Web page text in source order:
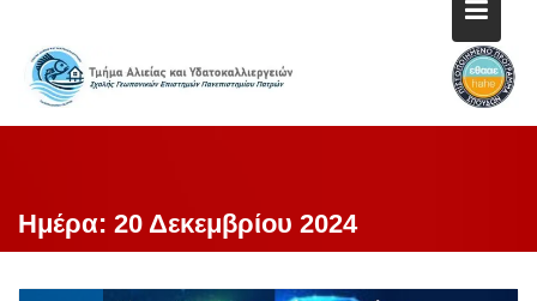
Ημέρα: 20 Δεκεμβρίου 2024